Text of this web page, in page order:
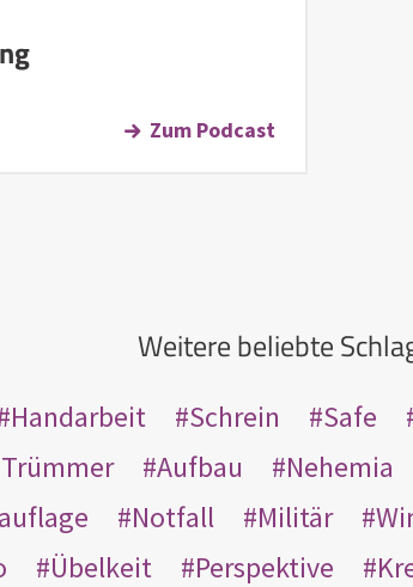
Zum Podcast
Weitere beliebte
Handarbeit Schrein Safe
Trümmer Aufbau Nehemia
Notfall Militär
Übelkeit Perspektive